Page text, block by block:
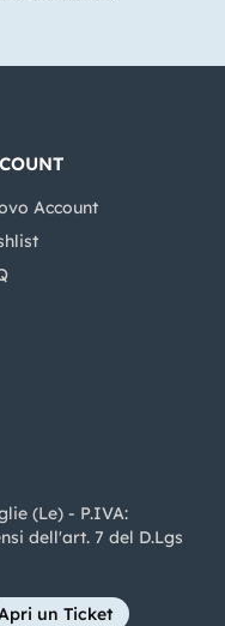
Account
(Le) - P.IVA:
dell'art. 7 del D.Lgs
un Ticket